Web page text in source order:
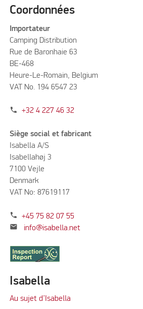
Coordonnées
Importateur
Camping Distribution
Rue de Baronhaie 63
BE-468
Heure-Le-Romain, Belgium
VAT No. 194 6547 23
phone +32 4 227 46 32
Siège social et fabricant
Isabella A/S
Isabellahøj 3
7100 Vejle
Denmark
VAT No: 87619117
phone +45 75 82 07 55
mail info@isabella.net
Isabella
Au sujet d’Isabella